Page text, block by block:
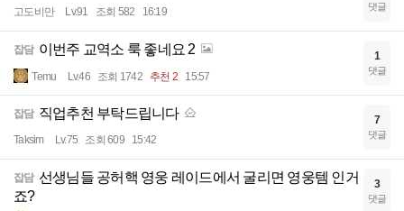
고도비만 Lv.91 조회 582 16:19 댓글
잡담 이번주 교역소 룩 좋네요 2
Temu Lv.46 조회 1742 추천 2 15:57
1
댓글
잡담 직업추천 부탁드립니다
Taksim Lv.75 조회 609 15:42
7
댓글
잡담 선생님들 공허핵 영웅 레이드에서 굴리면 영웅템 인거
죠?
3
댓글